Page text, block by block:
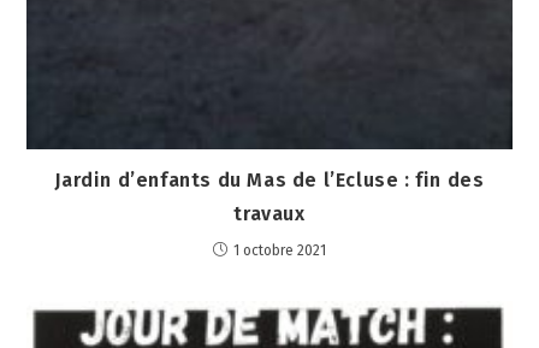
Jardin d’enfants du Mas de l’Ecluse : fin des
travaux
1 octobre 2021